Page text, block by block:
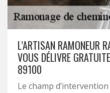
L’ARTISAN RAMONEUR
VOUS DÉLIVRE
89100
Le champ